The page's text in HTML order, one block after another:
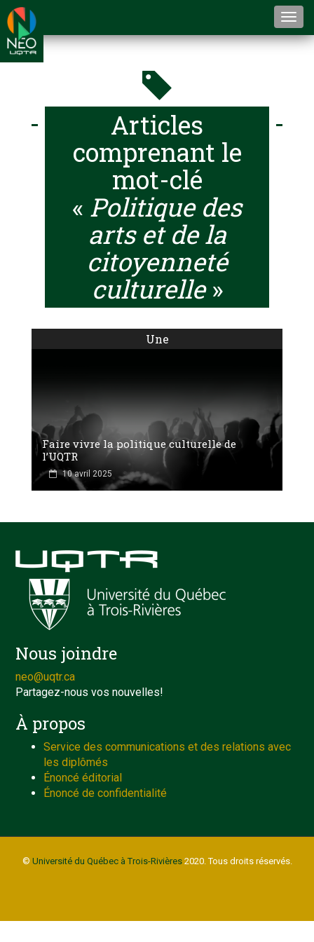
Articles
comprenant le
mot-clé
« Politique des
arts et de la
citoyenneté
culturelle»
Une
Faire vivre la politique culturelle de
l’UQTR
10 avril 2025
Nous joindre
neo@uqtr.ca
Partagez-nous vos nouvelles!
À propos
Service des communications et des relations avec
les diplômés
Énoncé éditorial
Énoncé de confidentialité
© Université du Québec à Trois-Rivières2020. Tous droits réservés.